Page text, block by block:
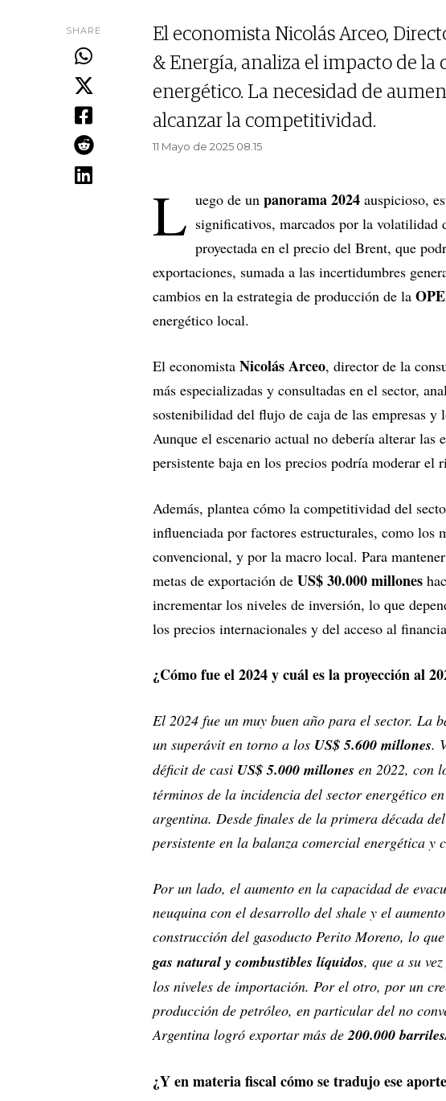
SHARE
El economista Nicolás Arceo,
& Energía, analiza el impacto de la
energético. La necesidad de
alcanzar la competitividad.
11 Mayo de 2025 08.15
L uego de un panorama 2024 auspicioso,
significativos, marcados por la volatilidad
proyectada en el precio del Brent, que
exportaciones, sumada a las incertidumbres
cambios en la estrategia de producción de la
energético local.
El economista Nicolás Arceo, director de la
más especializadas y consultadas en el sector,
sostenibilidad del flujo de caja de las empresas y
Aunque el escenario actual no debería alterar las
persistente baja en los precios podría moderar el
Además, plantea cómo la competitividad del
influenciada por factores estructurales, como los
convencional, y por la macro local. Para
metas de exportación de US$ 30.000 millones
incrementar los niveles de inversión, lo que
los precios internacionales y del acceso al
¿Cómo fue el 2024 y cuál es la proyección al
El 2024 fue un muy buen año para el sector. La
un superávit en torno a los US$ 5.600 millones.
déficit de casi US$ 5.000 millones en 2022, con
términos de la incidencia del sector energético
argentina. Desde finales de la primera década
persistente en la balanza comercial energética y
Por un lado, el aumento en la capacidad de
neuquina con el desarrollo del shale y el
construcción del gasoducto Perito Moreno, lo
gas natural y combustibles líquidos, que a su
los niveles de importación. Por el otro, por un
producción de petróleo, en particular del no
Argentina logró exportar más de200.000
¿Y en materia fiscal cómo se tradujo ese